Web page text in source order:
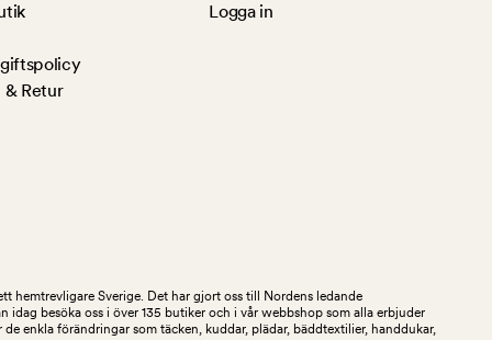
Retur
Logga in
hemtrevligare Sverige. Det har gjort oss till Nordens ledande
idag besöka oss i över 135 butiker och i vår webbshop som alla erbjuder
enkla förändringar som täcken, kuddar, plädar, bäddtextilier, handdukar,